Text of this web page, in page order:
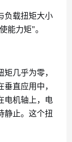
负载扭矩大小
能力矩"。
几乎为零，
直应用中，
电机轴上，电
静止。这个扭